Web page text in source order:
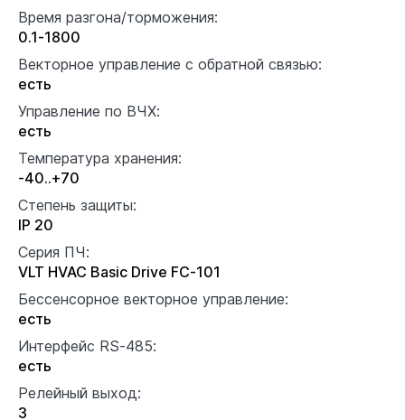
Время разгона/торможения:
0.1-1800
Векторное управление с обратной связью:
есть
Управление по ВЧХ:
есть
Температура хранения:
-40..+70
Степень защиты:
IP 20
Серия ПЧ:
VLT HVAC Basic Drive FC-101
Бессенсорное векторное управление:
есть
Интерфейс RS-485:
есть
Релейный выход:
3